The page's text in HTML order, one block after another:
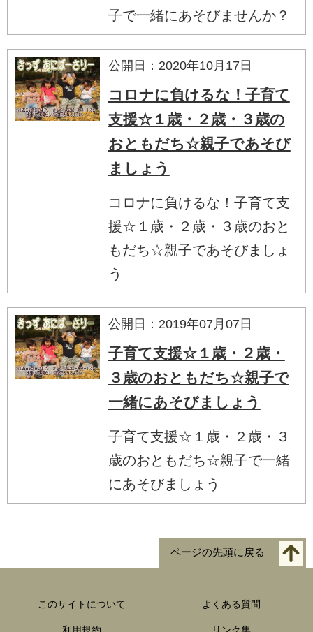
子で一緒にあそびませんか？
公開日：2020年10月17日
コロナに負けるな！子育て
支援☆１歳・２歳・３歳の
おともだち☆親子であそび
ましょう
コロナに負けるな！子育て支
援☆１歳・２歳・３歳のおと
もだち☆親子であそびましょ
う
公開日：2019年07月07日
子育て支援☆１歳・２歳・
３歳のおともだち☆親子で
一緒にあそびましょう
子育て支援☆１歳・２歳・３
歳のおともだち☆親子で一緒
にあそびましょう
ページの先頭に戻る
このサイトについて よくある質問